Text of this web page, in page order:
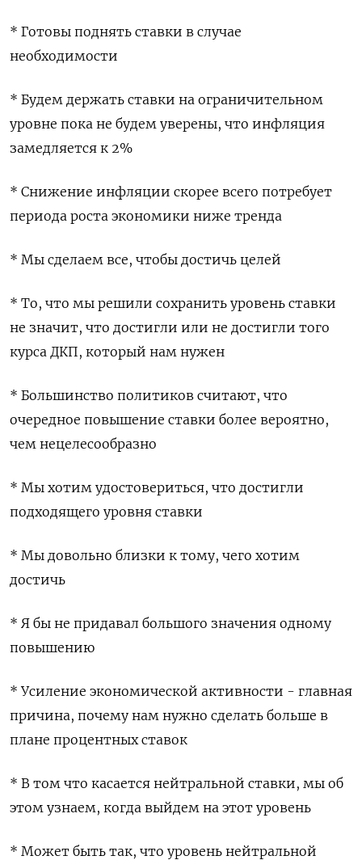
* Готовы поднять ставки в случае
необходимости
* Будем держать ставки на ограничительном
уровне пока не будем уверены, что инфляция
замедляется к 2%
* Снижение инфляции скорее всего потребует
периода роста экономики ниже тренда
* Мы сделаем все, чтобы достичь целей
* То, что мы решили сохранить уровень ставки
не значит, что достигли или не достигли того
курса ДКП, который нам нужен
* Большинство политиков считают, что
очередное повышение ставки более вероятно,
чем нецелесообразно
* Мы хотим удостовериться, что достигли
подходящего уровня ставки
* Мы довольно близки к тому, чего хотим
достичь
* Я бы не придавал большого значения одному
повышению
* Усиление экономической активности - главная
причина, почему нам нужно сделать больше в
плане процентных ставок
* В том что касается нейтральной ставки, мы об
этом узнаем, когда выйдем на этот уровень
* Может быть так, что уровень нейтральной